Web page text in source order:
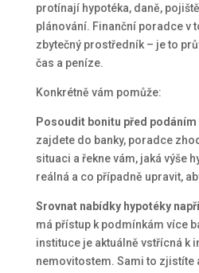
protínají hypotéka, daně,
plánování. Finanční poradce v
zbytečný prostředník – je to
čas a peníze.
Konkrétně vám pomůže:
Posoudit bonitu před
zajdete do banky, poradce
situaci a řekne vám, jaká výše
reálná a co případně upravit,
Srovnat nabídky hypotéky
má přístup k podmínkám více
instituce je aktuálně vstřícná k
nemovitostem. Sami to zjistíte